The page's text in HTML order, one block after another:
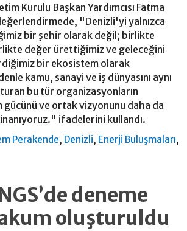
Kurulu Başkan Yardımcısı Fatma
"Denizli'yi yalnızca
bir şehir olarak değil; birlikte
değer ürettiğimiz ve geleceğini
bir ekosistem olarak
kamu, sanayi ve iş dünyasını aynı
bu tür organizasyonların
ve ortak vizyonunu daha da
ifadelerini kullandı.
Perakende, Denizli, Enerji Buluşmaları,
deneme
oluşturuldu